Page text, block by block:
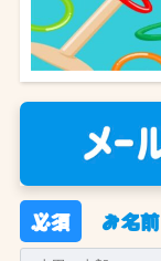
必須 お名前